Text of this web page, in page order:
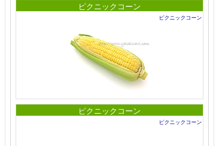
ピクニックコーン
ピクニックコーン
ピクニックコーン
ピクニックコーン